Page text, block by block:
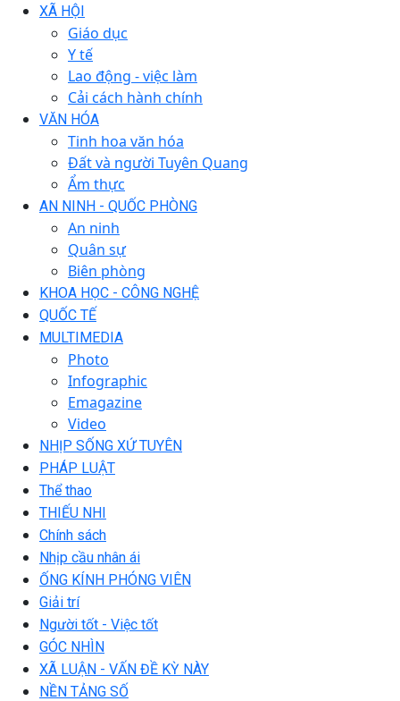
XÃ HỘI
Giáo dục
Y tế
Lao động - việc làm
Cải cách hành chính
VĂN HÓA
Tinh hoa văn hóa
Đất và người Tuyên Quang
Ẩm thực
AN NINH - QUỐC PHÒNG
An ninh
Quân sự
Biên phòng
KHOA HỌC - CÔNG NGHỆ
QUỐC TẾ
MULTIMEDIA
Photo
Infographic
Emagazine
Video
NHỊP SỐNG XỨ TUYÊN
PHÁP LUẬT
Thể thao
THIẾU NHI
Chính sách
Nhịp cầu nhân ái
ỐNG KÍNH PHÓNG VIÊN
Giải trí
Người tốt - Việc tốt
GÓC NHÌN
XÃ LUẬN - VẤN ĐỀ KỲ NÀY
NỀN TẢNG SỐ